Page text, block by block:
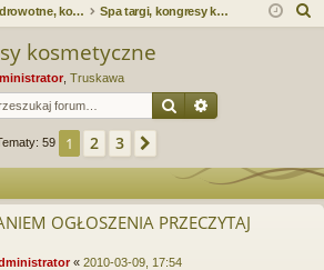
ę
Forum zdrowotne, kosmetyczne. Spa & Wellness. Forum serwisu Spa.e-Masaz.pl Spa targi, kongresy kosmetyczne
kosmetyczne
Truskawa
SzukajWyszukiwanie
59 1 2 3
OGŁOSZENIA PRZECZYTAJ
« 2010-03-09, 17:54